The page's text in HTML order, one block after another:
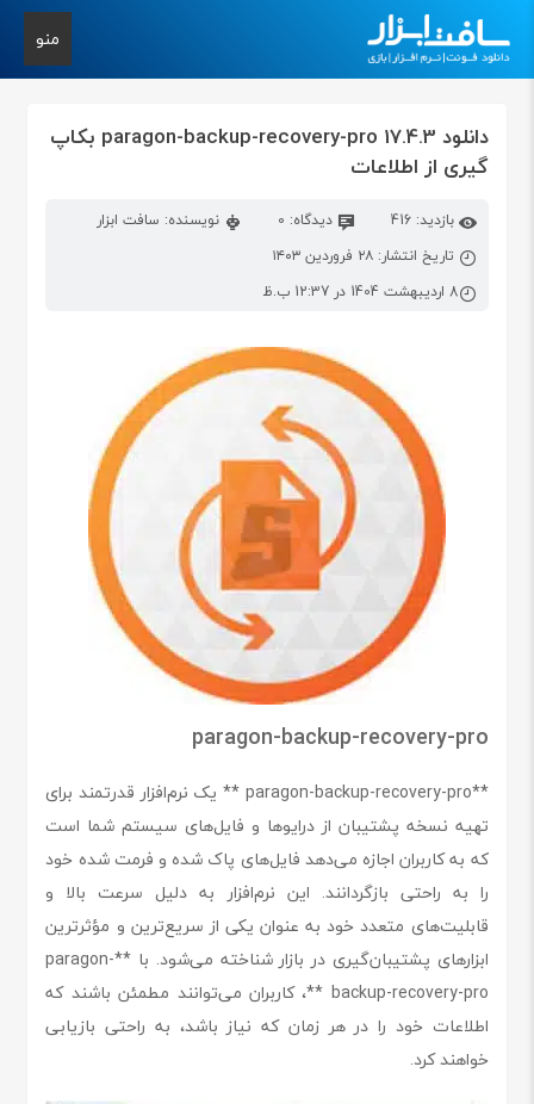
منو
دانلود 17.4.3 paragon-backup-recovery-pro بکاپ
گیری از اطلاعات
بازدید: 416 دیدگاه: 0
نویسنده: سافت ابزار
تاریخ انتشار: ۲۸ فروردین ۱۴۰۳
8 اردیبهشت 1404 در 12:37 ب.ظ
paragon-backup-recovery-pro
**paragon-backup-recovery-pro ** یک نرم‌افزار قدرتمند برای
تهیه نسخه پشتیبان از درایوها و فایل‌های سیستم شما است
که به کاربران اجازه می‌دهد فایل‌های پاک شده و فرمت شده خود
را به راحتی بازگردانند. این نرم‌افزار به دلیل سرعت بالا و
قابلیت‌های متعدد خود به عنوان یکی از سریع‌ترین و مؤثرترین
ابزارهای پشتیبان‌گیری در بازار شناخته می‌شود. با **paragon-
backup-recovery-pro **، کاربران می‌توانند مطمئن باشند که
اطلاعات خود را در هر زمان که نیاز باشد، به راحتی بازیابی
خواهند کرد.